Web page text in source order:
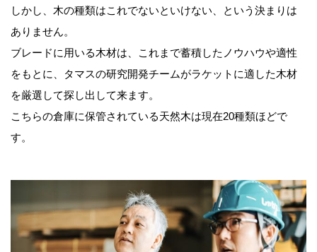
しかし、木の種類はこれでないといけない、という決まりは
ありません。
ブレードに用いる木材は、これまで蓄積したノウハウや適性
をもとに、タマスの研究開発チームがラケットに適した木材
を厳選して探し出して来ます。
こちらの倉庫に保管されている天然木は現在20種類ほどで
す。